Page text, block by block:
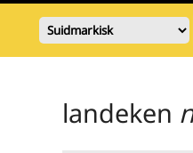
landeken